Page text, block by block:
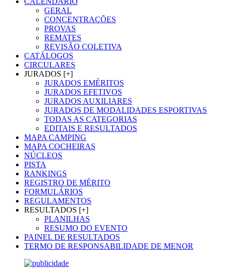
GERAL
CONCENTRAÇÕES
PROVAS
REMATES
REVISÃO COLETIVA
CATÁLOGOS
CIRCULARES
JURADOS [+]
JURADOS EMÉRITOS
JURADOS EFETIVOS
JURADOS AUXILIARES
JURADOS DE MODALIDADES ESPORTIVAS
TODAS AS CATEGORIAS
EDITAIS E RESULTADOS
MAPA CAMPING
MAPA COCHEIRAS
NÚCLEOS
PISTA
RANKINGS
REGISTRO DE MÉRITO
FORMULÁRIOS
REGULAMENTOS
RESULTADOS [+]
PLANILHAS
RESUMO DO EVENTO
PAINEL DE RESULTADOS
TERMO DE RESPONSABILIDADE DE MENOR